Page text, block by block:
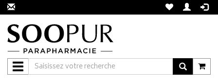
Navigation